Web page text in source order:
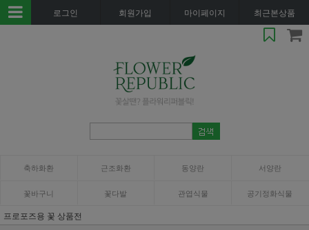
로그인 회원가입 마이페이지 최근본상품
축하화환 근조화환 동양란 서양란
꽃바구니 꽃다발 관엽식물 공기정화식물
프로포즈용 꽃 상품전